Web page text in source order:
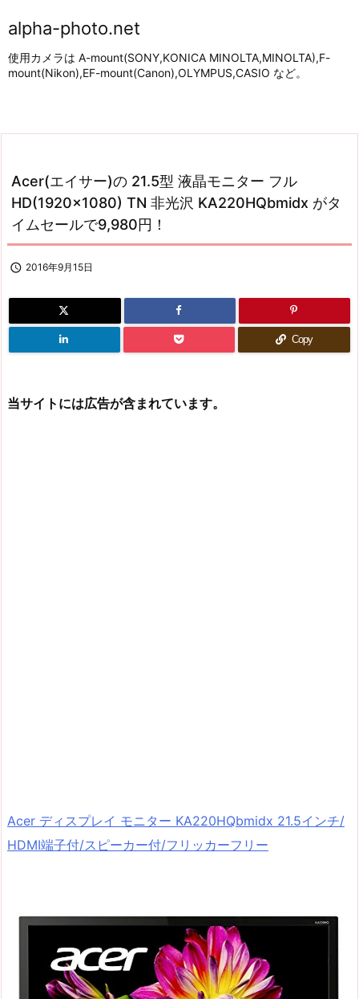
alpha-photo.net
使用カメラは A-mount(SONY,KONICA MINOLTA,MINOLTA),F-
mount(Nikon),EF-mount(Canon),OLYMPUS,CASIO など。
Acer(エイサー)の 21.5型 液晶モニター フル
HD(1920×1080) TN 非光沢 KA220HQbmidx がタ
イムセールで9,980円！
 2016年9月15日
Copy
当サイトには広告が含まれています。
Acer ディスプレイ モニター KA220HQbmidx 21.5インチ/
HDMI端子付/スピーカー付/フリッカーフリー